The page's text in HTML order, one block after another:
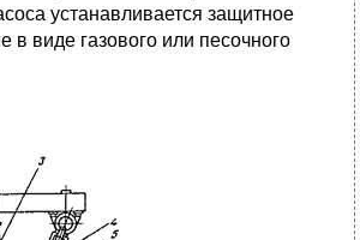
устанавливается защитное
в виде газового или песочного